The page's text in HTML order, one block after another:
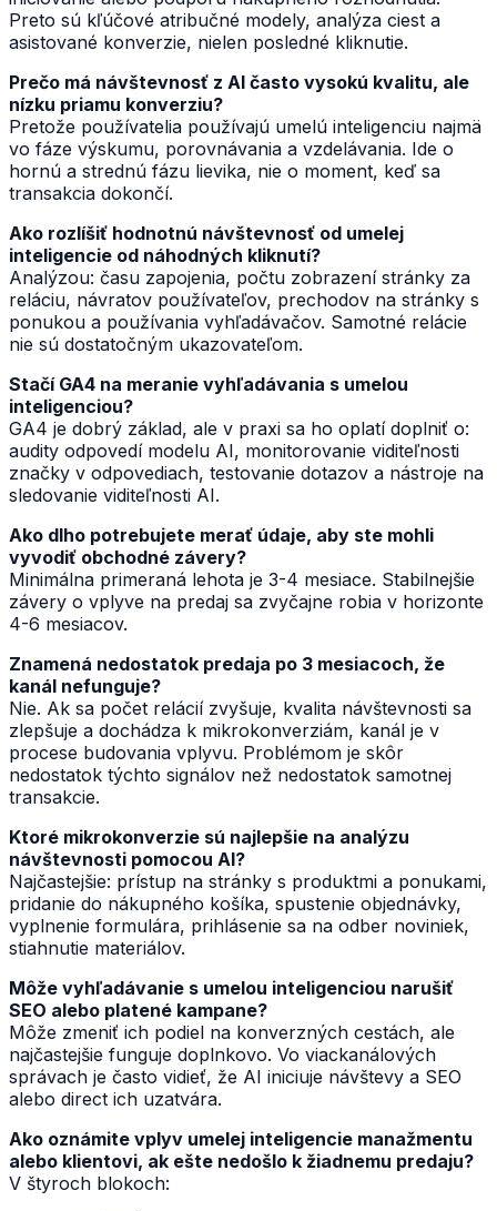
Preto sú kľúčové atribučné modely, analýza ciest a
asistované konverzie, nielen posledné kliknutie.
Prečo má návštevnosť z AI často vysokú kvalitu, ale
nízku priamu konverziu?
Pretože používatelia používajú umelú inteligenciu najmä
vo fáze výskumu, porovnávania a vzdelávania. Ide o
hornú a strednú fázu lievika, nie o moment, keď sa
transakcia dokončí.
Ako rozlíšiť hodnotnú návštevnosť od umelej
inteligencie od náhodných kliknutí?
Analýzou: času zapojenia, počtu zobrazení stránky za
reláciu, návratov používateľov, prechodov na stránky s
ponukou a používania vyhľadávačov. Samotné relácie
nie sú dostatočným ukazovateľom.
Stačí GA4 na meranie vyhľadávania s umelou
inteligenciou?
GA4 je dobrý základ, ale v praxi sa ho oplatí doplniť o:
audity odpovedí modelu AI, monitorovanie viditeľnosti
značky v odpovediach, testovanie dotazov a nástroje na
sledovanie viditeľnosti AI.
Ako dlho potrebujete merať údaje, aby ste mohli
vyvodiť obchodné závery?
Minimálna primeraná lehota je 3-4 mesiace. Stabilnejšie
závery o vplyve na predaj sa zvyčajne robia v horizonte
4-6 mesiacov.
Znamená nedostatok predaja po 3 mesiacoch, že
kanál nefunguje?
Nie. Ak sa počet relácií zvyšuje, kvalita návštevnosti sa
zlepšuje a dochádza k mikrokonverziám, kanál je v
procese budovania vplyvu. Problémom je skôr
nedostatok týchto signálov než nedostatok samotnej
transakcie.
Ktoré mikrokonverzie sú najlepšie na analýzu
návštevnosti pomocou AI?
Najčastejšie: prístup na stránky s produktmi a ponukami,
pridanie do nákupného košíka, spustenie objednávky,
vyplnenie formulára, prihlásenie sa na odber noviniek,
stiahnutie materiálov.
Môže vyhľadávanie s umelou inteligenciou narušiť
SEO alebo platené kampane?
Môže zmeniť ich podiel na konverzných cestách, ale
najčastejšie funguje doplnkovo. Vo viackanálových
správach je často vidieť, že AI iniciuje návštevy a SEO
alebo direct ich uzatvára.
Ako oznámite vplyv umelej inteligencie manažmentu
alebo klientovi, ak ešte nedošlo k žiadnemu predaju?
V štyroch blokoch: